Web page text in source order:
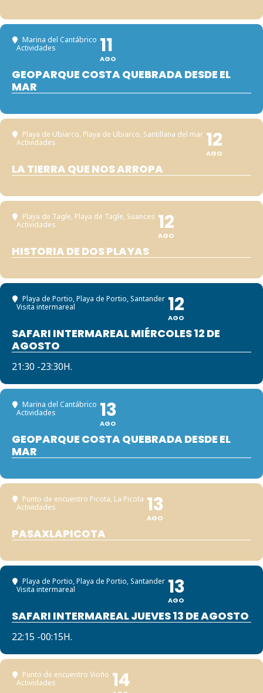
Marina del Cantábrico
Actividades
11
AGO
GEOPARQUE COSTA QUEBRADA DESDE EL
MAR
Playa de Ubiarco, Playa de Ubiarco, Santillana del mar
Actividades
12
AGO
LA TIERRA QUE NOS ARROPA
Playa de Tagle, Playa de Tagle, Suances
Actividades
12
AGO
HISTORIA DE DOS PLAYAS
Playa de Portio, Playa de Portio, Santander
Visita intermareal
12
AGO
SAFARI INTERMAREAL MIÉRCOLES 12 DE
AGOSTO
21:30 -23:30H.
Marina del Cantábrico
Actividades
13
AGO
GEOPARQUE COSTA QUEBRADA DESDE EL
MAR
Punto de encuentro Picota, La Picota
Actividades
13
AGO
PASAXLAPICOTA
Playa de Portio, Playa de Portio, Santander
Visita intermareal
13
AGO
SAFARI INTERMAREAL JUEVES 13 DE AGOSTO
22:15 -00:15H.
Punto de encuentro Vioño
Actividades
14